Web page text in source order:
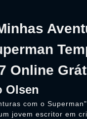
Online
Olsen
com o
jovem escritor em